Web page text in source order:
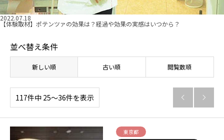
2022.07.18
【体験取材】ポテンツァの効果は？経過や効果の実感はいつから？
並べ替え条件
新しい順 古い順 閲覧数順
117件中 25〜36件を表示  
東京都